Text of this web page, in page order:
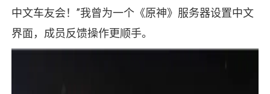
中文车友会！”我曾为一个《原神》服务器设置中文
界面，成员反馈操作更顺手。